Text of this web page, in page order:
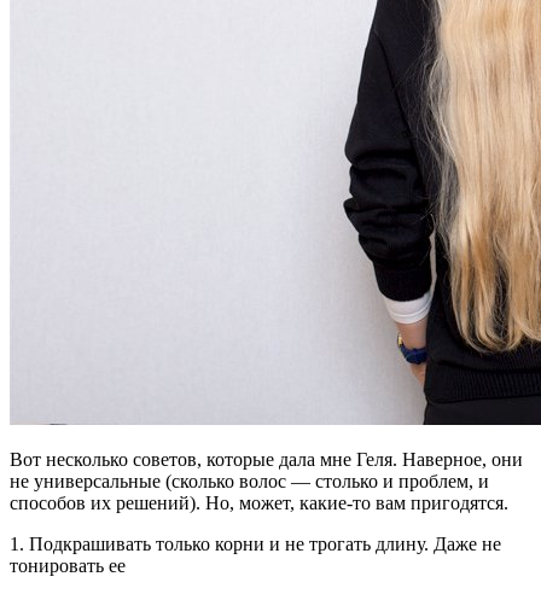
Вот несколько советов, которые дала мне Геля. Наверное, они
не универсальные (сколько волос — столько и проблем, и
способов их решений). Но, может, какие-то вам пригодятся.
1. Подкрашивать только корни и не трогать длину. Даже не
тонировать ее